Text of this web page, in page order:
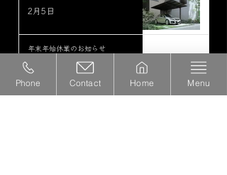
2月5日
年末年始休業のお知らせ
2025年12月23日
Phone Contact Home Menu